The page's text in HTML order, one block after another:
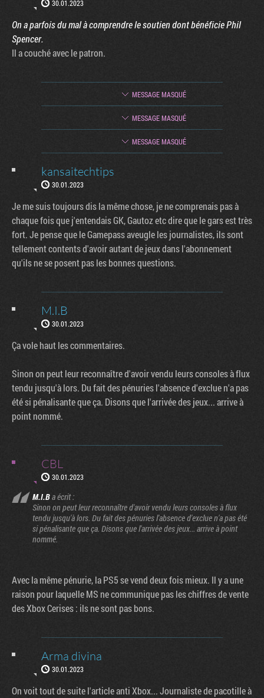
30.01.2023
On a parfois du mal à comprendre le soutien dont bénéficie Phil
Spencer.
Il a couché avec le patron.
MESSAGE MASQUÉ
MESSAGE MASQUÉ
MESSAGE MASQUÉ
kansaitechtips
30.01.2023
Je me suis toujours dis la même chose, je ne comprenais pas à
chaque fois que j'entendais GK, Gautoz etc dire que le gars est très
fort. Je pense que le Gamepass aveugle les journalistes, ils sont
tellement contents d'avoir autant de jeux dans l'abonnement
qu'ils ne se posent pas les bonnes questions.
M.I.B
30.01.2023
Ça vole haut les commentaires.
Sinon on peut leur reconnaître d'avoir vendu leurs consoles à flux
tendu jusqu'à lors. Du fait des pénuries l'absence d'exclue n'a pas
été si pénalisante que ça. Disons que l'arrivée des jeux... arrive à
point nommé.
CBL
30.01.2023
M.I.Ba écrit :
Sinon on peut leur reconnaître d'avoir vendu leurs consoles à flux
tendu jusqu'à lors. Du fait des pénuries l'absence d'exclue n'a pas été
si pénalisante que ça. Disons que l'arrivée des jeux... arrive à point
nommé.
Avec la même pénurie, la PS5 se vend deux fois mieux. Il y a une
raison pour laquelle MS ne communique pas les chiffres de vente
des Xbox Cerises : ils ne sont pas bons.
Arma divina
30.01.2023
On voit tout de suite l'article anti Xbox... Journaliste de pacotille à